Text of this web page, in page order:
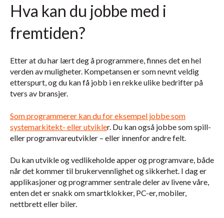
Hva kan du jobbe med i
fremtiden?
Etter at du har lært deg å programmere, finnes det en hel
verden av muligheter. Kompetansen er som nevnt veldig
etterspurt, og du kan få jobb i en rekke ulike bedrifter på
tvers av bransjer.
Som programmerer kan du for eksempel jobbe som
systemarkitekt- eller utvikler. Du kan også jobbe som spill-
eller programvareutvikler – eller innenfor andre felt.
Du kan utvikle og vedlikeholde apper og programvare, både
når det kommer til brukervennlighet og sikkerhet. I dag er
applikasjoner og programmer sentrale deler av livene våre,
enten det er snakk om smartklokker, PC-er, mobiler,
nettbrett eller biler.